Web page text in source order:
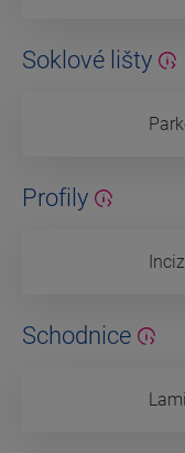
Soklové lišty
Profily
Schodnice